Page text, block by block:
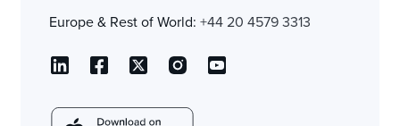
Europe & Rest of World: +44 20 4579 3313